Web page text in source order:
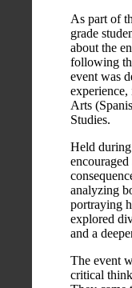
As part of
grade
about the
following
event was
experience,
Arts
Studies.
Held
analyzing
portraying
explored
and a
The event
critical